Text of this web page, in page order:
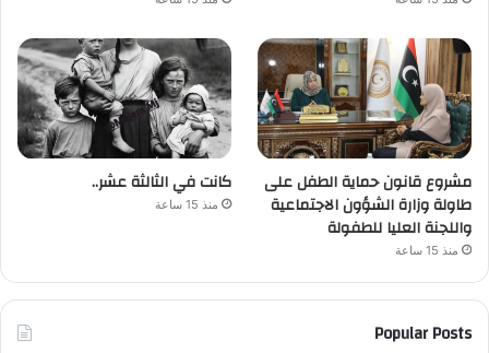
مشروع قانون حماية الطفل على
طاولة وزارة الشؤون الاجتماعية
واللجنة العليا للطفولة
منذ 15 ساعة
كانت في الثالثة عشر..
منذ 15 ساعة
Popular Posts